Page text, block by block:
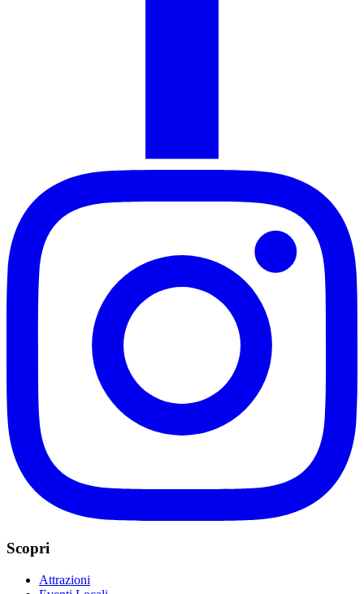
Scopri
Attrazioni